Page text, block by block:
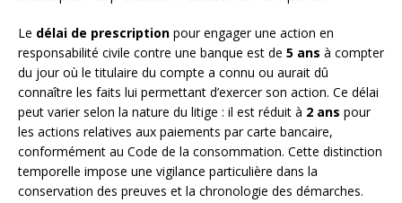
Le délai de prescription pour engager une action en
responsabilité civile contre une banque est de 5 ans à compter
du jour où le titulaire du compte a connu ou aurait dû
connaître les faits lui permettant d’exercer son action. Ce délai
peut varier selon la nature du litige : il est réduit à 2 ans pour
les actions relatives aux paiements par carte bancaire,
conformément au Code de la consommation. Cette distinction
temporelle impose une vigilance particulière dans la
conservation des preuves et la chronologie des démarches.